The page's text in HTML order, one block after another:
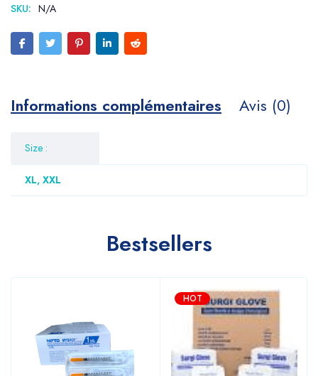
SKU: N/A
Informations complémentaires Avis (0)
Size :
XL, XXL
Bestsellers
HOT